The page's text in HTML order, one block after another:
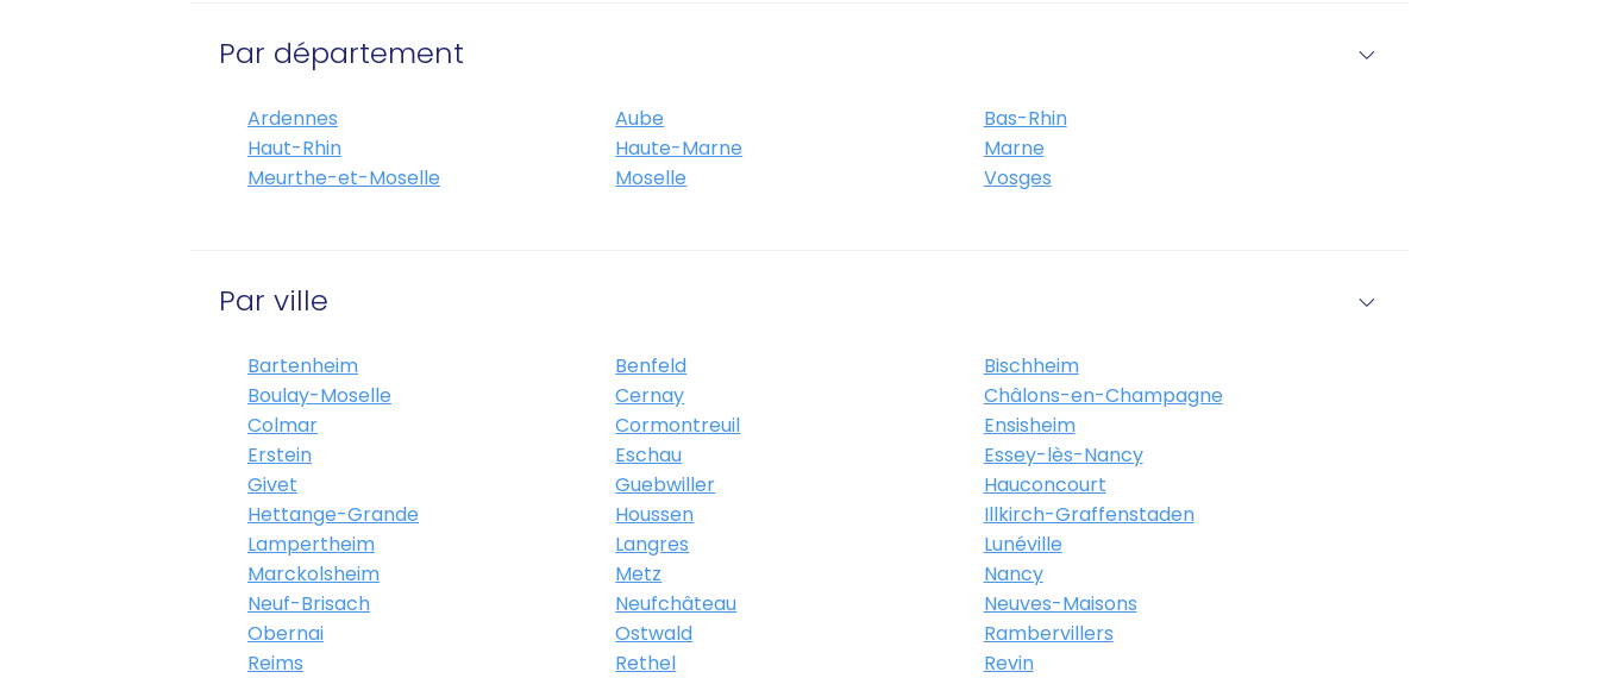
Par département
Ardennes Aube
Bas-Rhin
Haut-Rhin
Haute-Marne
Marne
Meurthe-et-Moselle
Moselle Vosges
Par ville
Bartenheim Benfeld
Bischheim
Boulay-Moselle
Cernay
Châlons-en-Champagne
Colmar
Cormontreuil
Ensisheim
Erstein
Eschau
Essey-lès-Nancy
Givet
Guebwiller
Hauconcourt
Hettange-Grande
Houssen
Illkirch-Graffenstaden
Lampertheim
Langres
Lunéville
Marckolsheim
Metz
Nancy
Neuf-Brisach
Neufchâteau
Neuves-Maisons
Obernai
Ostwald
Rambervillers
Reims
Rethel
Revin